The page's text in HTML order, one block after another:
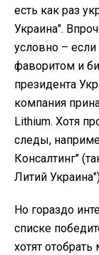
есть как раз
Украина".
условно –
фаворитом и
президента
компания
Lithium. Хотя
следы,
Консалтинг"
Литий
Но гораздо
списке
хотят